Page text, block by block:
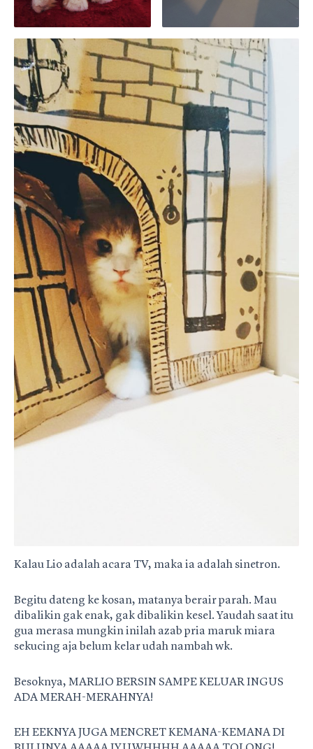
Kalau Lio adalah acara TV, maka ia adalah sinetron.
Begitu dateng ke kosan, matanya berair parah. Mau
dibalikin gak enak, gak dibalikin kesel. Yaudah saat itu
gua merasa mungkin inilah azab pria maruk miara
sekucing aja belum kelar udah nambah wk.
Besoknya, MARLIO BERSIN SAMPE KELUAR INGUS
ADA MERAH-MERAHNYA!
EH EEKNYA JUGA MENCRET KEMANA-KEMANA DI